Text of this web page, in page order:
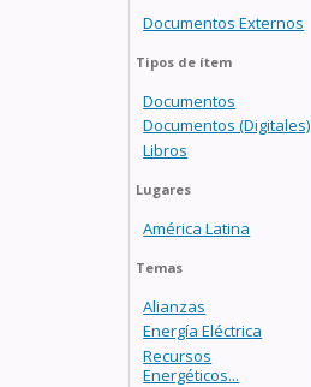
Documentos Externos
Tipos de ítem
Documentos
Documentos (Digitales)
Libros
Lugares
América Latina
Temas
Alianzas
Energía Eléctrica
Recursos
Energéticos...